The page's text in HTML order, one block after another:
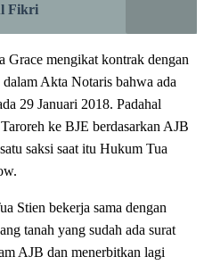
Fikri
Grace mengikat kontrak dengan
Akta Notaris bahwa ada
29 Januari 2018. Padahal
ke BJE berdasarkan AJB
saksi saat itu Hukum Tua
Stien bekerja sama dengan
tanah yang sudah ada surat
AJB dan menerbitkan lagi